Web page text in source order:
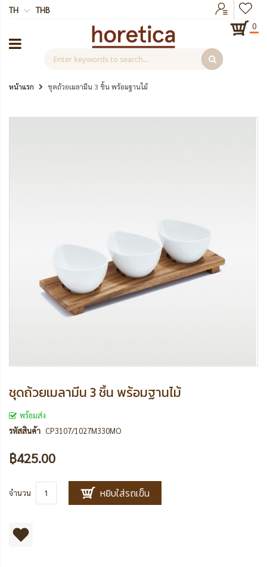
TH
THB
0
หน้าแรก ชุดถ้วยเมลามีน 3 ชิ้น พร้อมฐานไม้
ชุดถ้วยเมลามีน 3 ชิ้น พร้อมฐานไม้
พร้อมส่ง
รหัสสินค้า CP3107/1027M330MO
฿425.00
จำนวน หยิบใส่รถเข็น